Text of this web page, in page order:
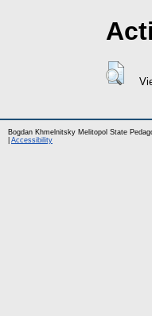
Bogdan Khmelnitsky Melitopol State
Accessibility